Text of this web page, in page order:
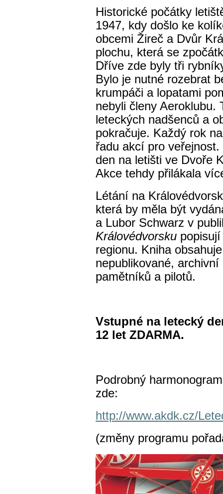
Historické počátky
1947, kdy došlo ke
obcemi Žireč a Dvůr
plochu, která se
Dříve zde byly tři
Bylo je nutné rozebrat
krumpáči a lopatami
nebyli členy Aeroklubu.
leteckých nadšenců a
pokračuje. Každý rok
řadu akcí pro
den na letišti ve Dvoře
Akce tehdy přilákala
Létání na
která by měla být
a Lubor Schwarz v
Královédvorsku
regionu. Kniha
nepublikované,
pamětníků a pilotů.
Vstupné na letecký
12 let ZDARMA.
Podrobný
zde:
http://www.akdk.cz/
(změny programu